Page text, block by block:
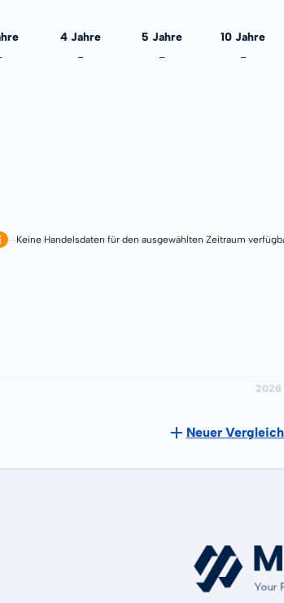
4 Jahre
-
5 Jahre
-
10 Jahre
-
Keine Handelsdaten für den ausgewählten Zeitraum
Neuer